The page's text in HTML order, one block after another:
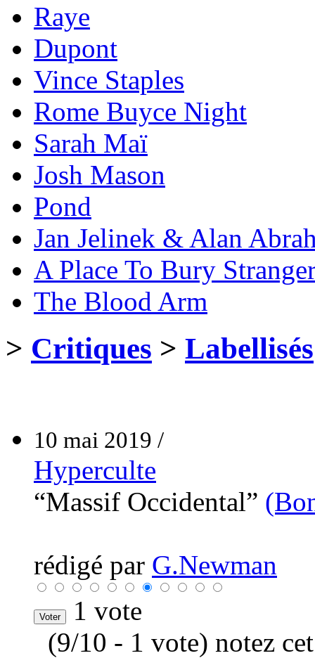
Raye
Dupont
Vince Staples
Rome Buyce Night
Sarah Maï
Josh Mason
Pond
Jan Jelinek & Alan
A Place To Bury
The Blood Arm
> Critiques > Labellisés
10 mai 2019 /
Hyperculte
“Massif Occidental”
rédigé par G.Newman
1 vote
(9/10 - 1 vote) notez